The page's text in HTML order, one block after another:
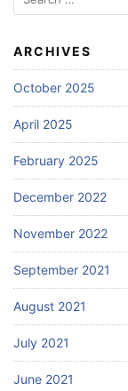
for:
ARCHIVES
October 2025
April 2025
February 2025
December 2022
November 2022
September 2021
August 2021
July 2021
June 2021